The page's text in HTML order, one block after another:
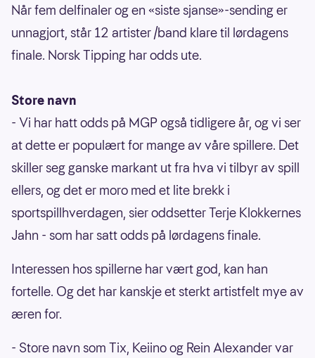
Når fem delfinaler og en «siste sjanse»-sending er
unnagjort, står 12 artister /band klare til lørdagens
finale. Norsk Tipping har odds ute.
Store navn
- Vi har hatt odds på MGP også tidligere år, og vi ser
at dette er populært for mange av våre spillere. Det
skiller seg ganske markant ut fra hva vi tilbyr av spill
ellers, og det er moro med et lite brekk i
sportspillhverdagen, sier oddsetter Terje Klokkernes
Jahn - som har satt odds på lørdagens finale.
Interessen hos spillerne har vært god, kan han
fortelle. Og det har kanskje et sterkt artistfelt mye av
æren for.
- Store navn som Tix, Keiino og Rein Alexander var